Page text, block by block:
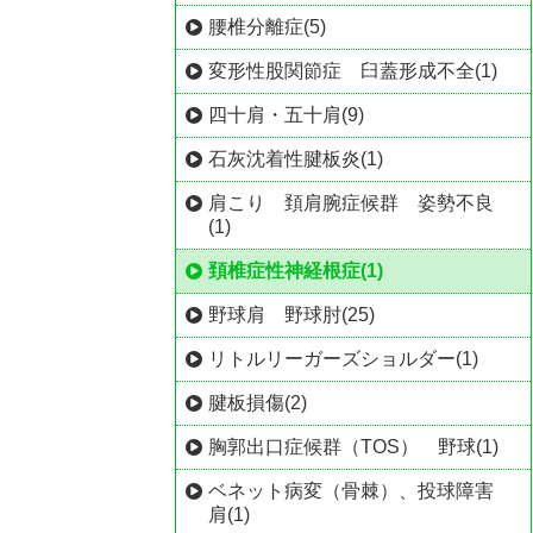
腰椎分離症(5)
変形性股関節症 臼蓋形成不全(1)
四十肩・五十肩(9)
石灰沈着性腱板炎(1)
肩こり 頚肩腕症候群 姿勢不良
(1)
頚椎症性神経根症(1)
野球肩 野球肘(25)
リトルリーガーズショルダー(1)
腱板損傷(2)
胸郭出口症候群（TOS） 野球(1)
ベネット病変（骨棘）、投球障害
肩(1)